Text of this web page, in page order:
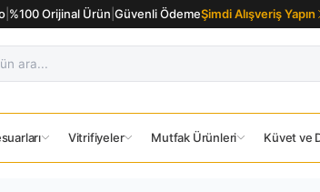
%100 Orijinal Ürün Güvenli ÖdemeŞimdi Alışveriş Yapın
Vitrifiyeler Mutfak Ürünleri Küvet ve